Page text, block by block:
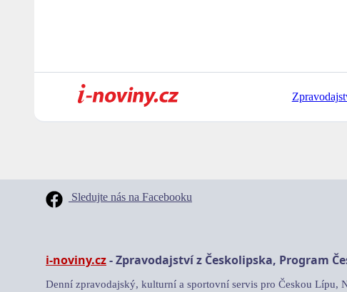
Sledujte nás na Facebooku
i-noviny.cz- Zpravodajství z Českolipska, Program
Denní zpravodajský, kulturní a sportovní servis pro Českou Lípu,